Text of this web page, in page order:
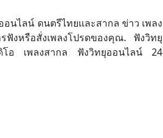
นไลน์ ดนตรีไทยและสากล ข่าว เพลง
งหรือสั่งเพลงโปรดของคุณ. ฟังวิทยุ
ดิโอ เพลงสากล ฟังวิทยุออนไลน์ 24